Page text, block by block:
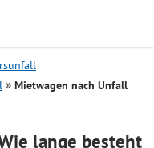
Search
Mietwagen nach Unfall
lange besteht